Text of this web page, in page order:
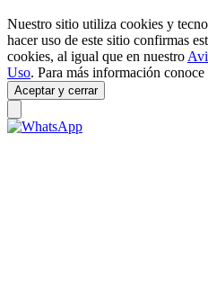
Nuestro sitio utiliza cookies y
hacer uso de este sitio confirmas
cookies, al igual que en nuestro
Uso. Para más información conoce
Aceptar y cerrar